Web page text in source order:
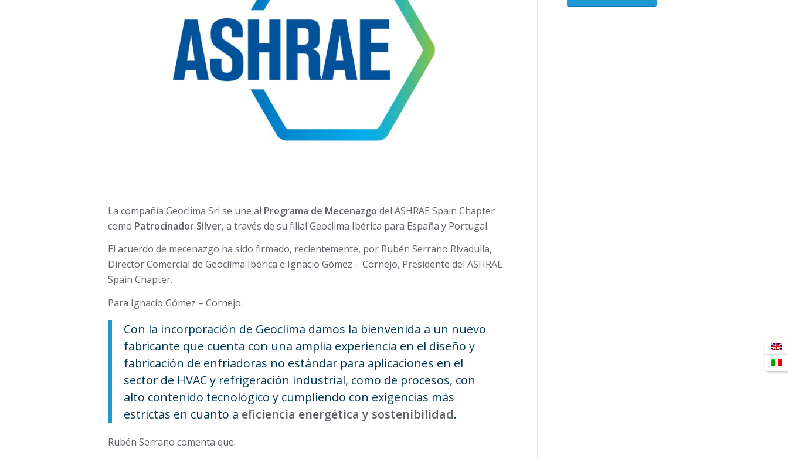
La compañía Geoclima Srl se une al Programa de Mecenazgo del ASHRAE Spain Chapter
como Patrocinador Silver, a través de su filial Geoclima Ibérica para España y Portugal.
El acuerdo de mecenazgo ha sido firmado, recientemente, por Rubén Serrano Rivadulla,
Director Comercial de Geoclima Ibérica e Ignacio Gómez – Cornejo, Presidente del ASHRAE
Spain Chapter.
Para Ignacio Gómez – Cornejo:
Con la incorporación de Geoclima damos la bienvenida a un nuevo
fabricante que cuenta con una amplia experiencia en el diseño y
fabricación de enfriadoras no estándar para aplicaciones en el
sector de HVAC y refrigeración industrial, como de procesos, con
alto contenido tecnológico y cumpliendo con exigencias más
estrictas en cuanto a eficiencia energética y sostenibilidad.
Rubén Serrano comenta que: